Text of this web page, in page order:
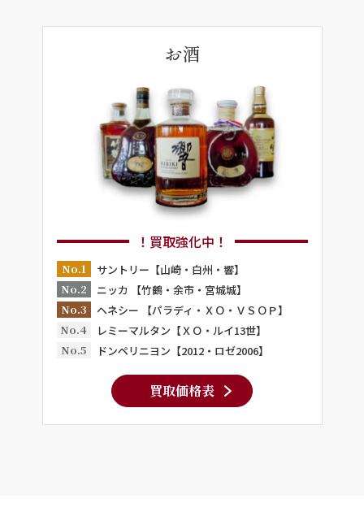
お酒
！買取強化中！
No.1
サントリー【山崎・白州・響】
No.2
ニッカ 【竹鶴・余市・宮城城】
No.3
ヘネシー 【パラディ・ＸＯ・ＶＳＯＰ】
No.4
レミーマルタン【ＸＯ・ルイ13世】
No.5
ドンペリニヨン【2012・ロゼ2006】
買取価格表